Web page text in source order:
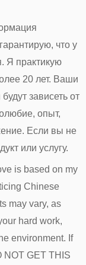
что у
Я практикую
20 лет. Ваши
зависеть от
опыт,
Если вы не
или услугу.
is based on my
Chinese
may vary, as
hard work,
environment. If
NOT GET THIS